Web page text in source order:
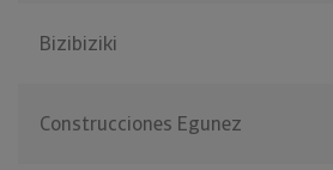
Bizibiziki
Construcciones Egunez